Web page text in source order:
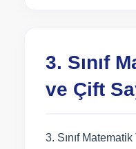
3. Sınıf
ve Çift
3. Sınıf